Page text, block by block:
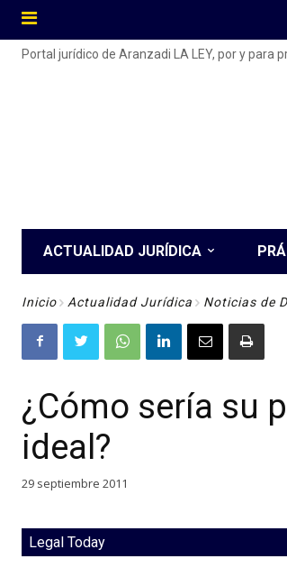
Portal jurídico de Aranzadi LA LEY, por y para
ACTUALIDAD JURÍDICA
Inicio Actualidad Jurídica Noticias de
¿Cómo sería su
ideal?
29 septiembre 2011
Legal Today